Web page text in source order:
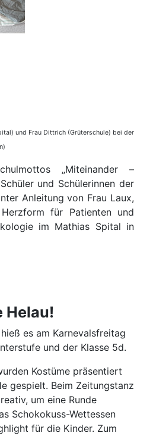
und Frau Dittrich (Grüterschule) bei der
„Miteinander –
und Schülerinnen der
Anleitung von Frau Laux,
für Patienten und
im Mathias Spital in
Helau!
hieß es am Karnevalsfreitag
und der Klasse 5d.
Kostüme präsentiert
gespielt. Beim Zeitungstanz
um eine Runde
Schokokuss-Wettessen
für die Kinder. Zum